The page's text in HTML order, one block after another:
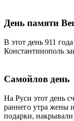
День памяти
В этот день 911
Константинополь
Самойлов день
На Руси этот день
раннего утра жены
подарки,